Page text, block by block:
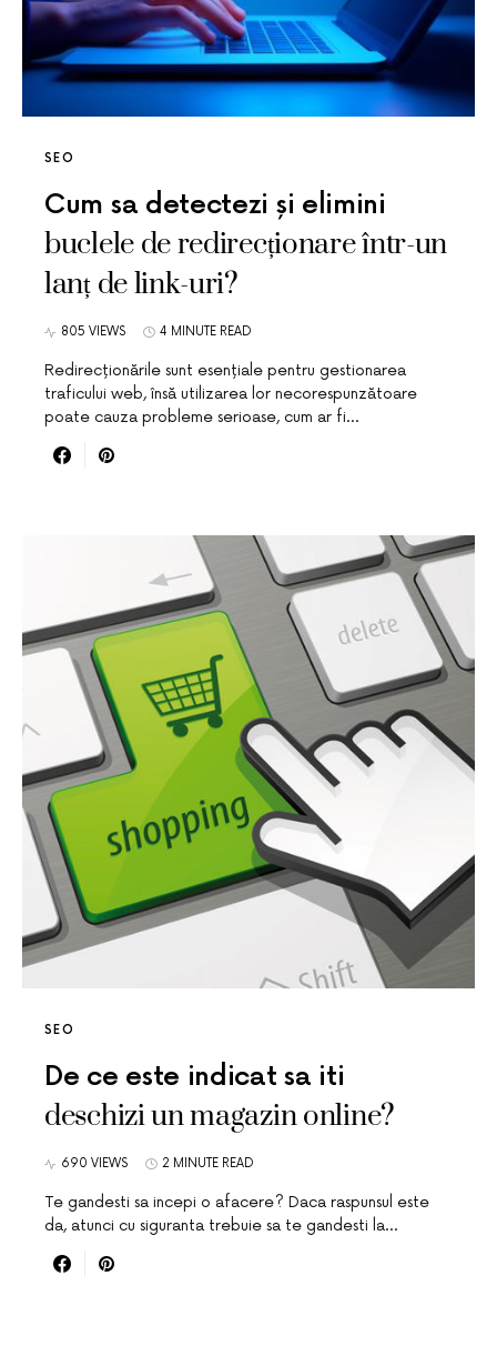
SEO
Cum sa detectezi și elimini
buclele de redirecționare într-un
lanț de link-uri?
805 VIEWS 4 MINUTE READ
Redirecționările sunt esențiale pentru gestionarea
traficului web, însă utilizarea lor necorespunzătoare
poate cauza probleme serioase, cum ar fi…
SEO
De ce este indicat sa iti
deschizi un magazin online?
690 VIEWS 2 MINUTE READ
Te gandesti sa incepi o afacere? Daca raspunsul este
da, atunci cu siguranta trebuie sa te gandesti la…